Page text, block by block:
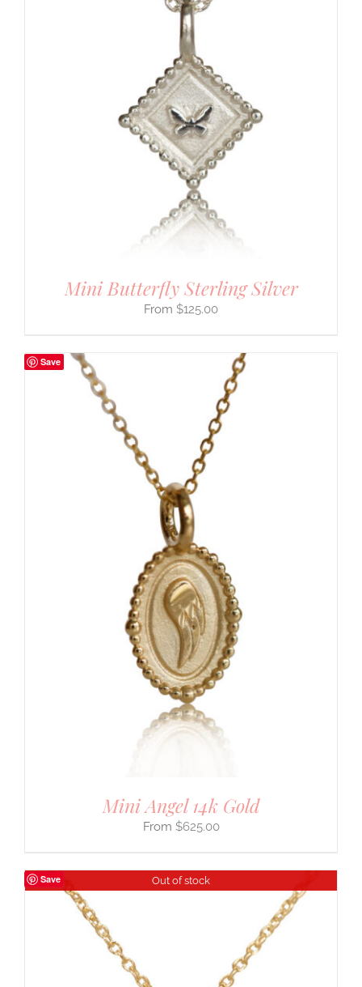
Mini Butterfly Sterling Silver
$125.00
Save
Mini Angel 14k Gold
$625.00
Save Out of stock